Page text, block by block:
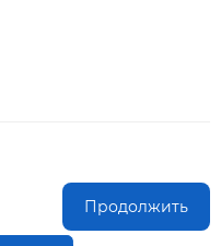
Продолжить